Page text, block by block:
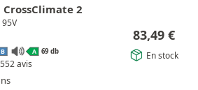
2
B A 69 db
552 avis
83,49 €
En stock